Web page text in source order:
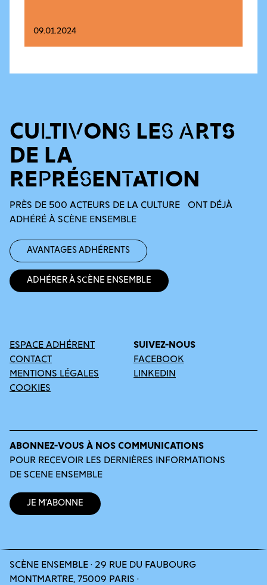
09.01.2024
CULTIVONS LES ARTS
DE LA
REPRÉSENTATION
PRÈS DE 500 ACTEURS DE LA CULTURE ONT DÉJÀ
ADHÉRÉ À SCÈNE ENSEMBLE
Avantages adhérents
Adhérer à Scène Ensemble
ESPACE ADHÉRENT
CONTACT
MENTIONS LÉGALES
COOKIES
SUIVEZ-NOUS
FACEBOOK
LINKEDIN
ABONNEZ-VOUS À NOS COMMUNICATIONS
POUR RECEVOIR LES DERNIÈRES INFORMATIONS
DE SCENE ENSEMBLE
Je m’abonne
SCÈNE ENSEMBLE · 29 RUE DU FAUBOURG
MONTMARTRE, 75009 PARIS ·